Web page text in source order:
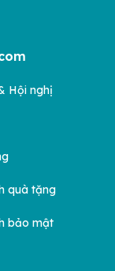
Hội nghị
quà tặng
bảo mật